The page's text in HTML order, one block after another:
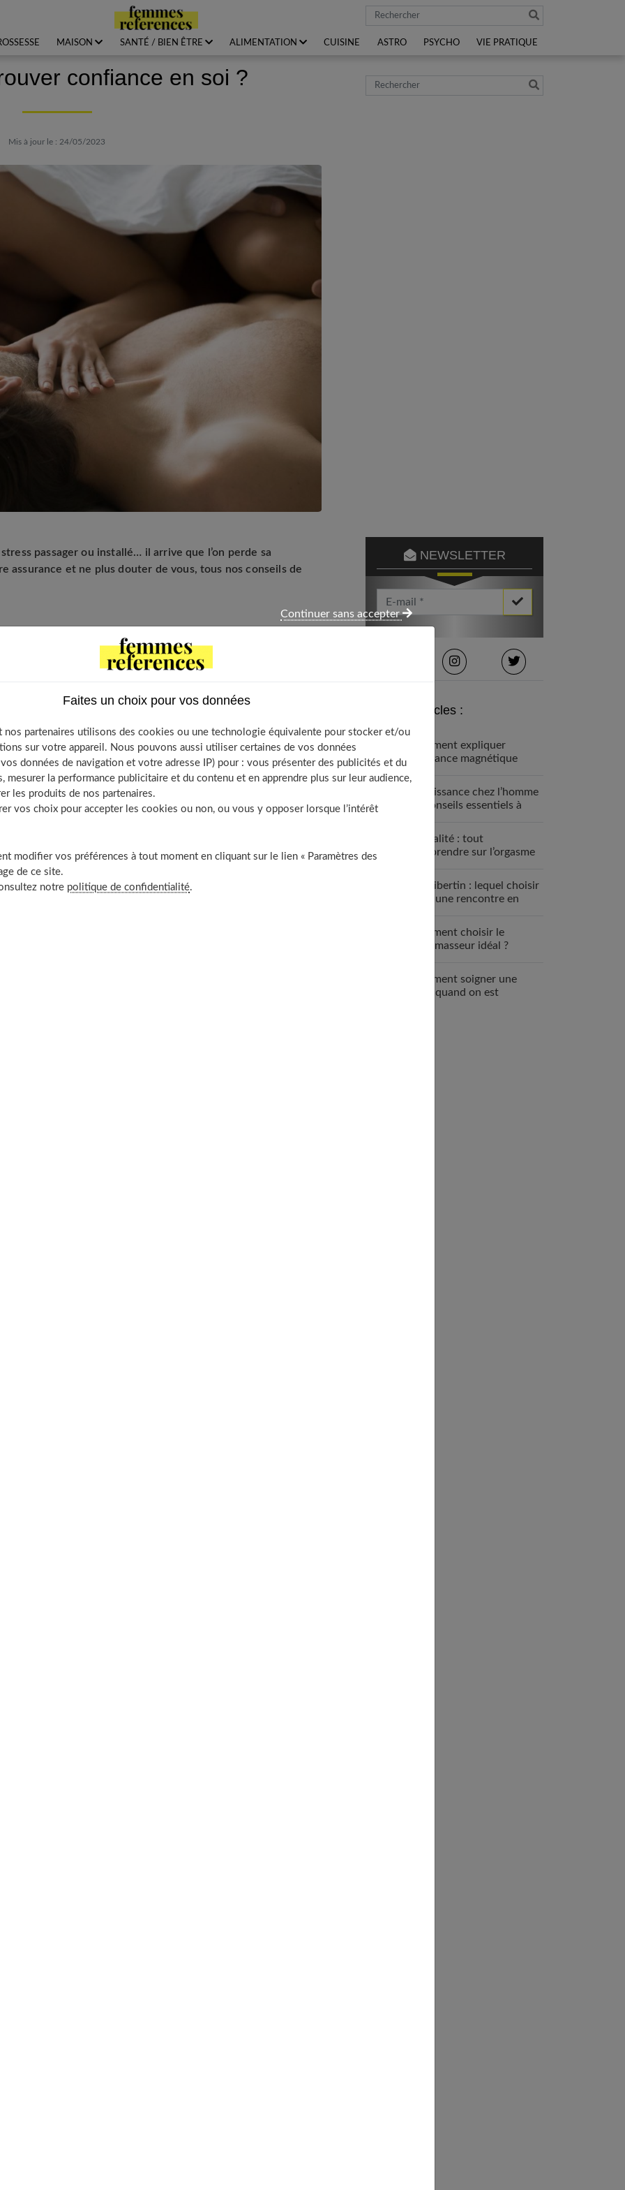
Rechercher
MAISON SANTÉ / BIEN ÊTRE ALIMENTATION CUISINE ASTRO PSYCHO VIE PRATIQUE
confiance en soi ?
Mis à jour le : 24/05/2023
passager ou installé… il arrive que l’on perde sa
assurance et ne plus douter de vous, tous nos conseils de
du corps... Il est fréquent que la belle confiance en
avec le temps, plus fragile, voire parfois inexistante.
c'est souvent entre 45 et 50 ans qu'apparaissent les
de plus en plus passif, et on finit par se sentir sexuellement
cette confiance émoussée, pas de recette magique mais
au quotidien pour se sentir à nouveau bien dans sa tête. Et
Je relance mon désir
ma peau
m’affirmer
mon désir
qu'on ressent soi-même moins de désir. Or,
à le guetter et à I exiger de l'autre. Ce qui génère pression,
consiste donc à s'occuper en priorité de son désir à soi.
? », mais plutôt "Quels sont mes fantasmes sexuels" ? »
: Le fantasme est un moteur de désir. Le fait de construire
active et créative qui permet d'aller à la rencontre de
temps de se laisser aller à des rêveries érotiques, de revenir
génèrent de l'excitation.
est attiré par vous ?
en soi : Je me réconcilie avec
le miroir renvoie rarement l'image que l'on désire. Mais
à partir de la perfection plastique mais des messages que
le regard de l'autre sur soi, que l'on se transforme en juge
regard des hommes est plus subjectif que celui des femmes.
sexy. Marylin Monroe, petite, ronde et pas franchement
sur la perception de soi qu'il faut travailler.
de soi avec bienveillance et attention
ça s'apprend et c’est à la portée de toutes. Certains
miroir en pied dans la salle de bains pour connaître et
regardant se laver, se masser, on fait les choses moins
par donner des résultats positifs en termes d'image de soi.
peau
Rechercher
NEWSLETTER
Votre Email *
Derniers articles :
Comment expliquer
l’attirance magnétique
Impuissance chez l’homme
: 7 conseils essentiels à
Sexualité : tout
comprendre sur l’orgasme
Site libertin : lequel choisir
pour une rencontre en
Comment choisir le
vibromasseur idéal ?
Comment soigner une
MST quand on est
Faites un choix pour vos données
nos partenaires utilisons des cookies ou une technologie équivalente pour stocker et/ou
sur votre appareil. Nous pouvons aussi utiliser certaines de vos données
données de navigation et votre adresse IP) pour : vous présenter des publicités et du
mesurer la performance publicitaire et du contenu et en apprendre plus sur leur audience,
les produits de nos partenaires.
vos choix pour accepter les cookies ou non, ou vous y opposer lorsque l’intérêt
modifier vos préférences à tout moment en cliquant sur le lien « Paramètres des
de ce site.
notre politique de confidentialité.
Continuer sans accepter